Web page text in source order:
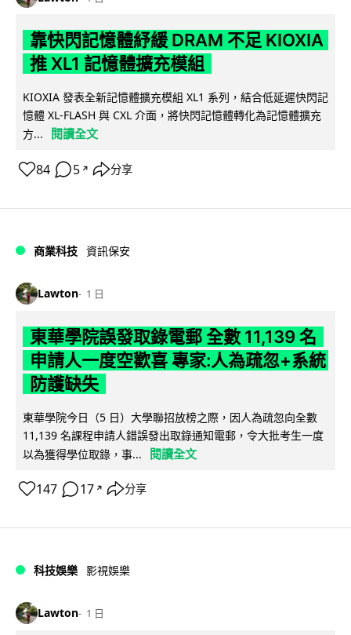
靠快閃記憶體紓緩 DRAM 不足 KIOXIA
推 XL1 記憶體擴充模組
KIOXIA 發表全新記憶體擴充模組 XL1 系列，結合低延遲快閃記
憶體 XL-FLASH 與 CXL 介面，將快閃記憶體轉化為記憶體擴充
方...
閱讀全文
84 5 ↗ 分享
商業科技 資訊保安
Lawton 1 日
東華學院誤發取錄電郵 全數 11,139 名
申請人一度空歡喜 專家:人為疏忽+系統
防護缺失
東華學院今日（5 日）大學聯招放榜之際，因人為疏忽向全數
11,139 名課程申請人錯誤發出取錄通知電郵，令大批考生一度
以為獲得學位取錄，事...
閱讀全文
147 17 ↗ 分享
科技娛樂 影視娛樂
Lawton 1 日